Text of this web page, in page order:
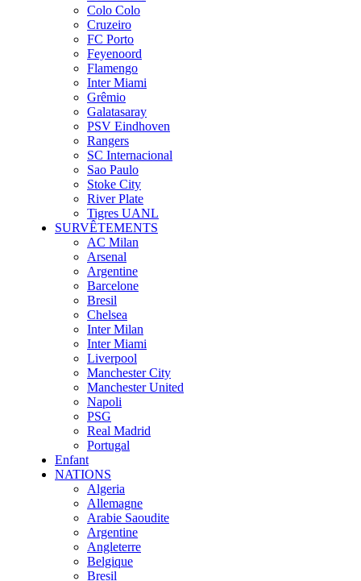
Colo Colo
Cruzeiro
FC Porto
Feyenoord
Flamengo
Inter Miami
Grêmio
Galatasaray
PSV Eindhoven
Rangers
SC Internacional
Sao Paulo
Stoke City
River Plate
Tigres UANL
SURVÊTEMENTS
AC Milan
Arsenal
Argentine
Barcelone
Bresil
Chelsea
Inter Milan
Inter Miami
Liverpool
Manchester City
Manchester United
Napoli
PSG
Real Madrid
Portugal
Enfant
NATIONS
Algeria
Allemagne
Arabie Saoudite
Argentine
Angleterre
Belgique
Bresil